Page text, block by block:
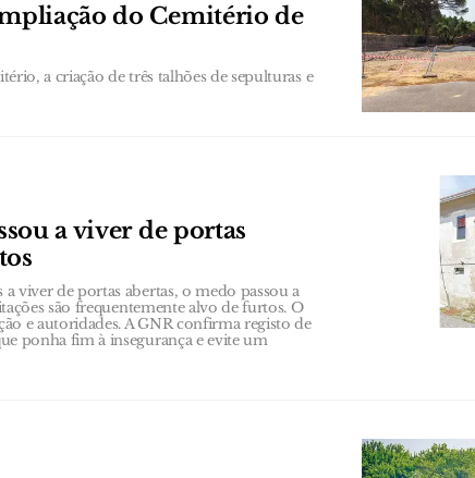
do Cemitério de
a criação de três talhões de sepulturas e
a viver de portas
viver de portas abertas, o medo passou a
são frequentemente alvo de furtos. O
e autoridades. A GNR confirma registo de
ponha fim à insegurança e evite um